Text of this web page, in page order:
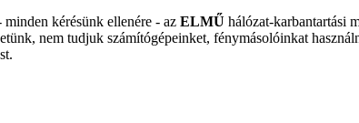
kérésünk ellenére - az ELMŰ hálózat-karbantartási
nem tudjuk számítógépeinket, fénymásolóinkat